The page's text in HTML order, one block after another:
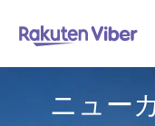
ニュー